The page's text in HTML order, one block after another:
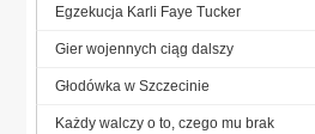
Egzekucja Karli Faye Tucker
Gier wojennych ciąg dalszy
Głodówka w Szczecinie
Każdy walczy o to, czego mu brak